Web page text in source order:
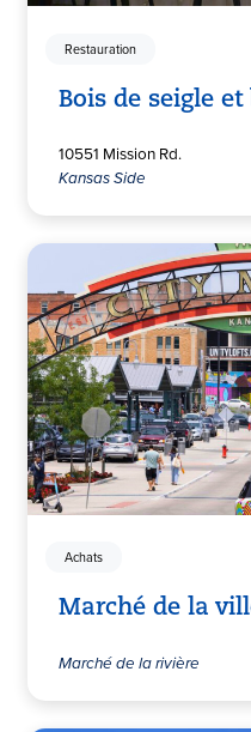
Restauration
Bois de seigle et
10551 Mission Rd.
Kansas Side
Achats
Marché de la
Marché de la rivière